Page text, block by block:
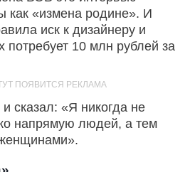
как «измена родине». И
иск к дизайнеру и
потребует 10 млн рублей за
сказал: «Я никогда не
напрямую людей, а тем